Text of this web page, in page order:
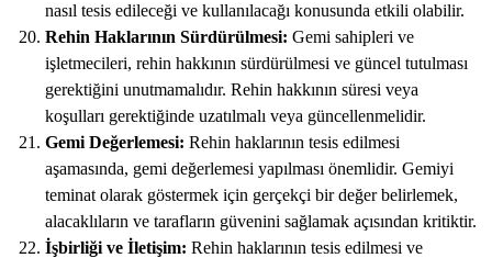
nasıl tesis edileceği ve kullanılacağı konusunda etkili olabilir.
Rehin Haklarının Sürdürülmesi: Gemi sahipleri ve
işletmecileri, rehin hakkının sürdürülmesi ve güncel tutulması
gerektiğini unutmamalıdır. Rehin hakkının süresi veya
koşulları gerektiğinde uzatılmalı veya güncellenmelidir.
Gemi Değerlemesi: Rehin haklarının tesis edilmesi
aşamasında, gemi değerlemesi yapılması önemlidir. Gemiyi
teminat olarak göstermek için gerçekçi bir değer belirlemek,
alacaklıların ve tarafların güvenini sağlamak açısından kritiktir.
İşbirliği ve İletişim: Rehin haklarının tesis edilmesi ve